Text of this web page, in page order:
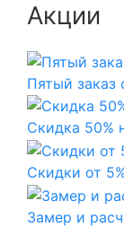
Акции
Пятый заказ
Скидка 50%
Скидки от
Замер и